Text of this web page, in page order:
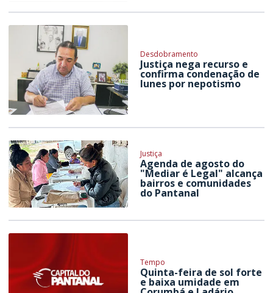
Desdobramento
Justiça nega recurso e
confirma condenação de
Iunes por nepotismo
Justiça
Agenda de agosto do
"Mediar é Legal" alcança
bairros e comunidades
do Pantanal
Tempo
Quinta-feira de sol forte
e baixa umidade em